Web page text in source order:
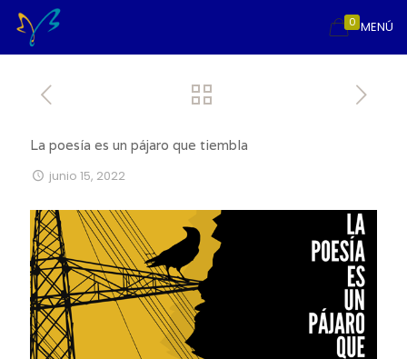
MENÚ
0
La poesía es un pájaro que tiembla
junio 15, 2022